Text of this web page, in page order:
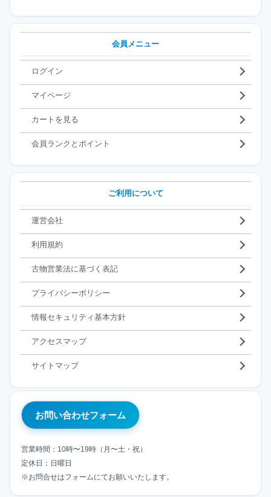
会員メニュー
ログイン
マイページ
カートを見る
会員ランクとポイント
ご利用について
運営会社
利用規約
古物営業法に基づく表記
プライバシーポリシー
情報セキュリティ基本方針
アクセスマップ
サイトマップ
お問い合わせフォーム
営業時間：10時〜19時（月〜土・祝）
定休日：日曜日
※お問合せはフォームにてお願いいたします。